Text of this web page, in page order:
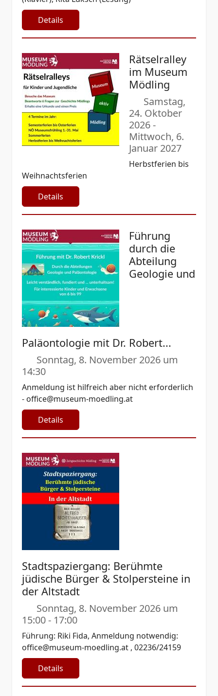
Details
Rätselralley
im Museum
Mödling
Samstag,
24. Oktober
2026-
Mittwoch, 6.
Januar 2027
Herbstferien bis
Weihnachtsferien
Details
Führung
durch die
Abteilung
Geologie und
Paläontologie mit Dr. Robert...
Sonntag, 8. November 2026 um
14:30
Anmeldung ist hilfreich aber nicht erforderlich
- office@museum-moedling.at
Details
Stadtspaziergang: Berühmte
jüdische Bürger & Stolpersteine in
der Altstadt
Sonntag, 8. November 2026 um
15:00 - 17:00
Führung: Riki Fida, Anmeldung notwendig:
office@museum-moedling.at , 02236/24159
Details